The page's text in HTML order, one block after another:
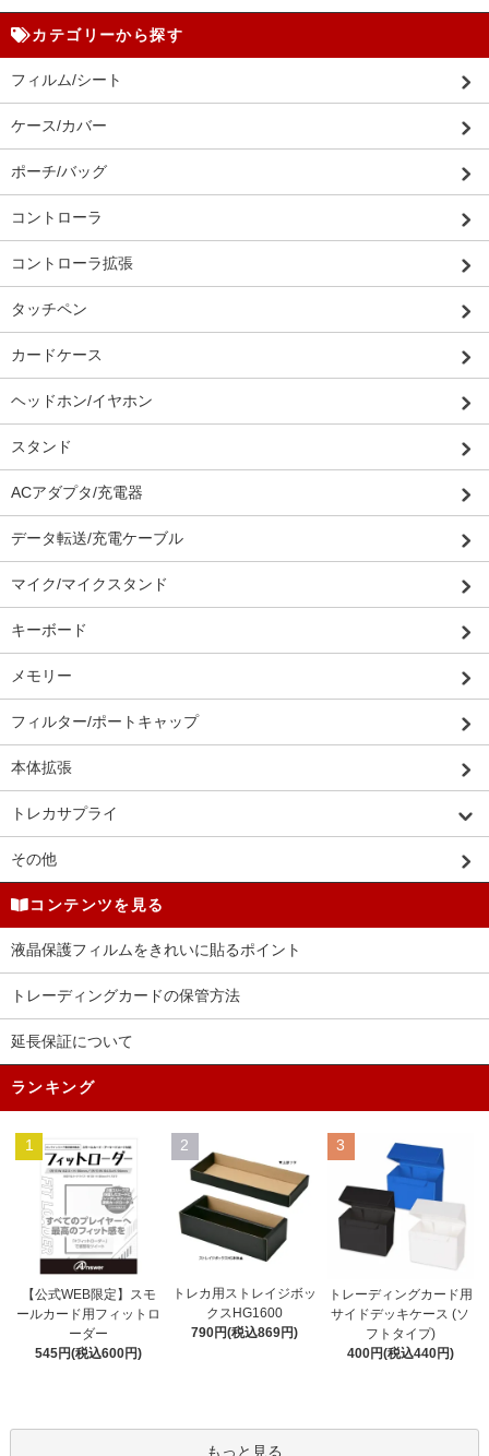
カテゴリーから探す
フィルム/シート
ケース/カバー
ポーチ/バッグ
コントローラ
コントローラ拡張
タッチペン
カードケース
ヘッドホン/イヤホン
スタンド
ACアダプタ/充電器
データ転送/充電ケーブル
マイク/マイクスタンド
キーボード
メモリー
フィルター/ポートキャップ
本体拡張
トレカサプライ
その他
コンテンツを見る
液晶保護フィルムをきれいに貼るポイント
トレーディングカードの保管方法
延長保証について
ランキング
1
【公式WEB限定】スモ
ールカード用フィットロ
ーダー
545円(税込600円)
2
トレカ用ストレイジボッ
クスHG1600
790円(税込869円)
3
トレーディングカード用
サイドデッキケース (ソ
フトタイプ)
400円(税込440円)
もっと見る